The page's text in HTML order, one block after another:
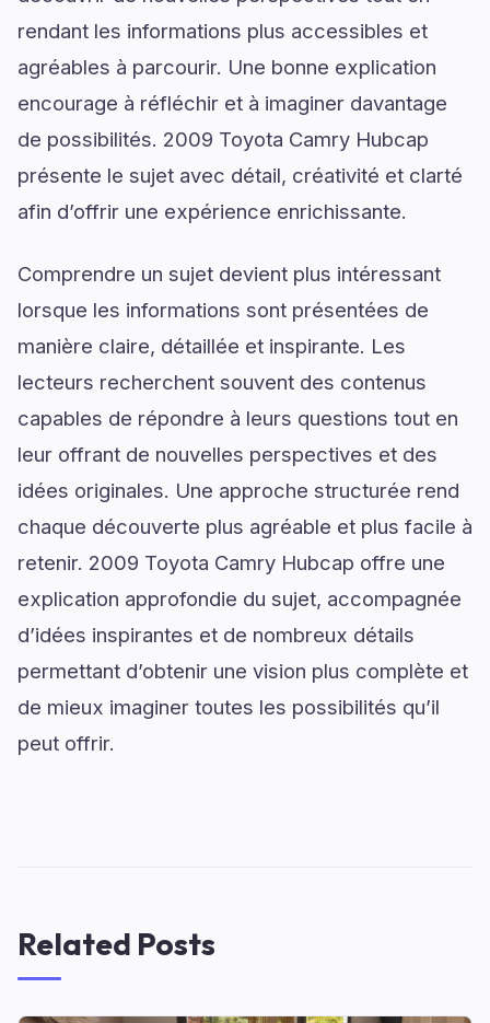
rendant les informations plus accessibles et
agréables à parcourir. Une bonne explication
encourage à réfléchir et à imaginer davantage
de possibilités. 2009 Toyota Camry Hubcap
présente le sujet avec détail, créativité et clarté
afin d’offrir une expérience enrichissante.
Comprendre un sujet devient plus intéressant
lorsque les informations sont présentées de
manière claire, détaillée et inspirante. Les
lecteurs recherchent souvent des contenus
capables de répondre à leurs questions tout en
leur offrant de nouvelles perspectives et des
idées originales. Une approche structurée rend
chaque découverte plus agréable et plus facile à
retenir. 2009 Toyota Camry Hubcap offre une
explication approfondie du sujet, accompagnée
d’idées inspirantes et de nombreux détails
permettant d’obtenir une vision plus complète et
de mieux imaginer toutes les possibilités qu’il
peut offrir.
Related Posts